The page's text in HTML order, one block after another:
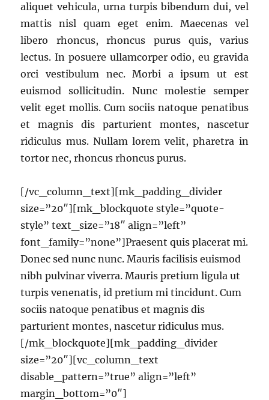
aliquet vehicula, urna turpis bibendum dui, vel
mattis nisl quam eget enim. Maecenas vel
libero rhoncus, rhoncus purus quis, varius
lectus. In posuere ullamcorper odio, eu gravida
orci vestibulum nec. Morbi a ipsum ut est
euismod sollicitudin. Nunc molestie semper
velit eget mollis. Cum sociis natoque penatibus
et magnis dis parturient montes, nascetur
ridiculus mus. Nullam lorem velit, pharetra in
tortor nec, rhoncus rhoncus purus.
[/vc_column_text][mk_padding_divider
size=”20″][mk_blockquote style=”quote-
style” text_size=”18″ align=”left”
font_family=”none”]Praesent quis placerat mi.
Donec sed nunc nunc. Mauris facilisis euismod
nibh pulvinar viverra. Mauris pretium ligula ut
turpis venenatis, id pretium mi tincidunt. Cum
sociis natoque penatibus et magnis dis
parturient montes, nascetur ridiculus mus.
[/mk_blockquote][mk_padding_divider
size=”20″][vc_column_text
disable_pattern=”true” align=”left”
margin_bottom=”0″]